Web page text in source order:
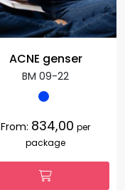
ACNE genser
BM 09-22
From: 834,00 per
package